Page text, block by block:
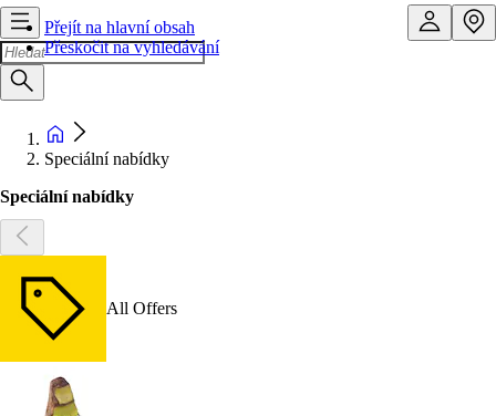
Přejít na hlavní obsah
Přeskočit na vyhledávání
Speciální nabídky
Speciální nabídky
All Offers